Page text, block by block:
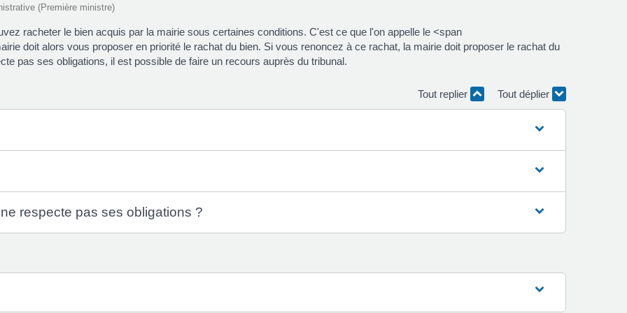
(Première ministre)
racheter le bien acquis par la mairie sous certaines conditions. C'est ce que l'on appelle le <span
doit alors vous proposer en priorité le rachat du bien. Si vous renoncez à ce rachat, la mairie doit proposer le rachat du
pas ses obligations, il est possible de faire un recours auprès du tribunal.
Tout replier Tout déplier
respecte pas ses obligations ?